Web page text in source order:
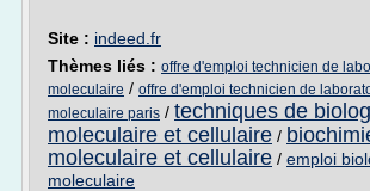
Site : indeed.fr
Thèmes liés : offre d'emploi technicien de
moleculaire / offre d'emploi technicien de
moleculaire paris / techniques de
moleculaire et cellulaire /
moleculaire et cellulaire / emploi
moleculaire